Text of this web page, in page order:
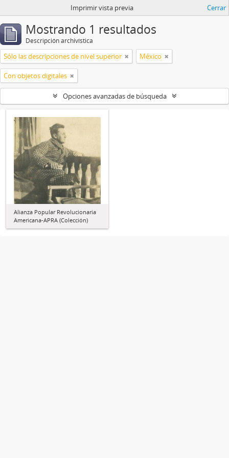
Imprimir vista previa Cerrar
Mostrando 1 resultados
Descripción archivística
Sólo las descripciones de nivel superior México
Con objetos digitales
Opciones avanzadas de búsqueda
Alianza Popular Revolucionaria
Americana-APRA (Colección)